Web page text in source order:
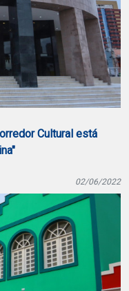
Cultural está
02/06/2022